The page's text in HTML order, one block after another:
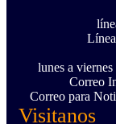
lunes a
Correo
Correo para
Visitanos